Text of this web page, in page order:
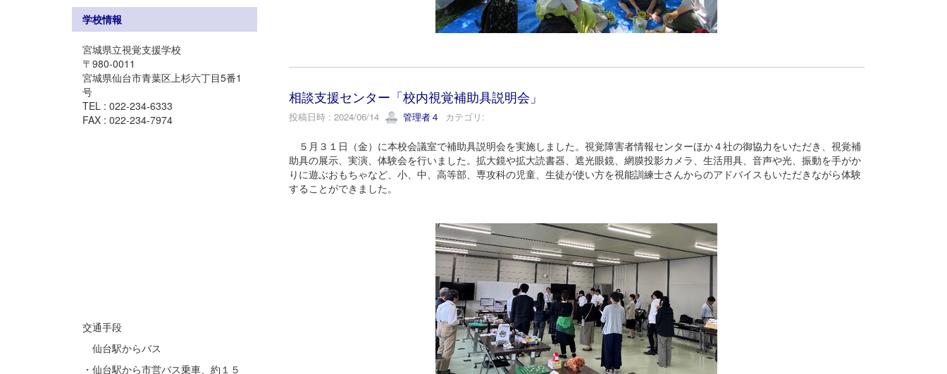
相談支援センター「校内視覚補助具説明会」
投稿日時 : 2024/06/14 管理者４ カテゴリ:
５月３１日（金）に本校会議室で補助具説明会を実施しました。視覚障害者情報センターほか４社の御協力をいただき、視覚補
助具の展示、実演、体験会を行いました。拡大鏡や拡大読書器、遮光眼鏡、網膜投影カメラ、生活用具、音声や光、振動を手がか
りに遊ぶおもちゃなど、小、中、高等部、専攻科の児童、生徒が使い方を視能訓練士さんからのアドバイスもいただきながら体験
することができました。
学校情報
宮城県立視覚支援学校
〒980-0011
宮城県仙台市青葉区上杉六丁目5番1
号
TEL : 022-234-6333
FAX : 022-234-7974
交通手段
仙台駅からバス
・仙台駅から市営バス乗車、約１５